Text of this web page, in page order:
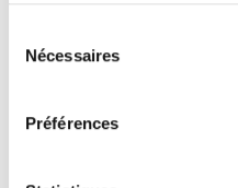
Nécessaires
Préférences